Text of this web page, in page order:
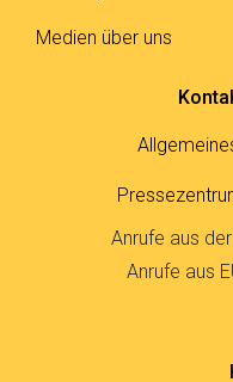
Medien über uns
Anrufe aus
Anrufe aus